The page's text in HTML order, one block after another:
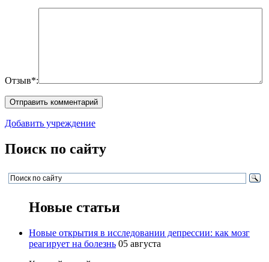
Отзыв*:
Добавить учреждение
Поиск по сайту
Новые статьи
Новые открытия в исследовании депрессии: как мозг
реагирует на болезнь 05 августа